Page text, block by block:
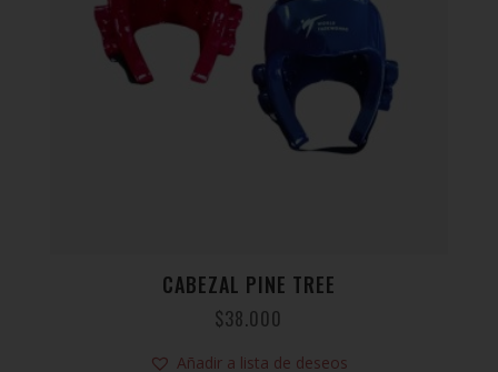
CABEZAL PINE TREE
$38.000
Añadir a lista de deseos